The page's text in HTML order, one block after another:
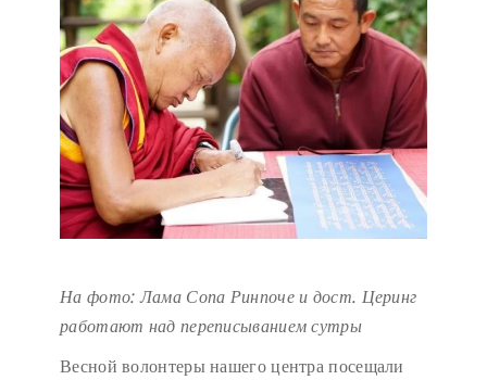
На фото: Лама Сопа Ринпоче и дост. Церинг
работают над переписыванием сутры
Весной волонтеры нашего центра посещали